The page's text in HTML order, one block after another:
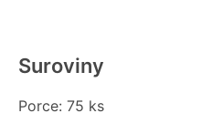
Suroviny
Porce: 75 ks